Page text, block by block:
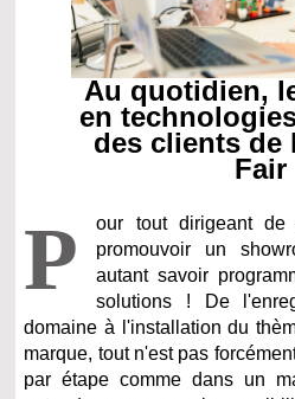
Au quotidien,
en
des clients de
Fair
P
our tout dirigeant
promouvoir un
autant savoir
solutions ! De
domaine à l'installation du
marque, tout n'est pas
par étape comme dans un